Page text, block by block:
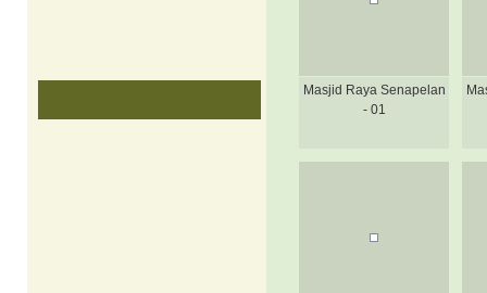
Masjid Raya Senapelan
- 01